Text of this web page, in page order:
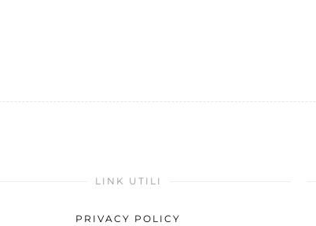
LINK UTILI
PRIVACY POLICY